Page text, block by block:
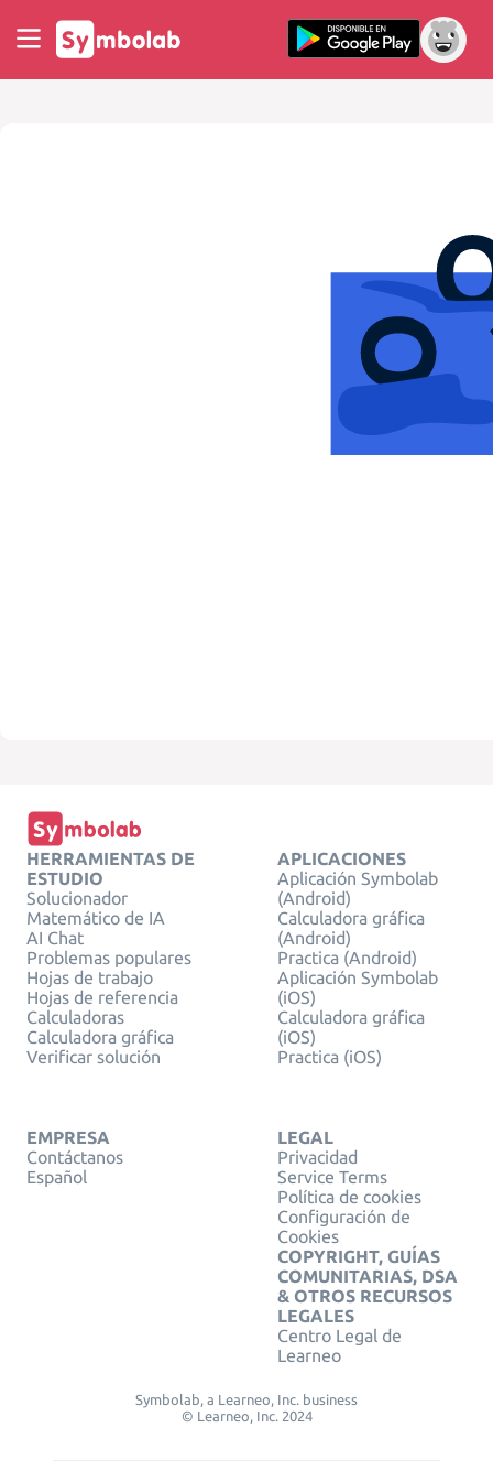
HERRAMIENTAS DE
ESTUDIO
Solucionador
Matemático de IA
AI Chat
Problemas populares
Hojas de trabajo
Hojas de referencia
Calculadoras
Calculadora gráfica
Verificar solución
APLICACIONES
Aplicación Symbolab
(Android)
Calculadora gráfica
(Android)
Practica (Android)
Aplicación Symbolab
(iOS)
Calculadora gráfica
(iOS)
Practica (iOS)
EMPRESA
Contáctanos
Español
LEGAL
Privacidad
Service Terms
Política de cookies
Configuración de
Cookies
COPYRIGHT, GUÍAS
COMUNITARIAS, DSA
& OTROS RECURSOS
LEGALES
Centro Legal de
Learneo
Symbolab, a Learneo, Inc. business
© Learneo, Inc. 2024